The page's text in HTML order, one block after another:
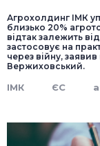
Агрохолдинг ІМК
близько 20%
відтак залежить
застосовує на
через війну,
Вержиховський.
ІМК ЄС